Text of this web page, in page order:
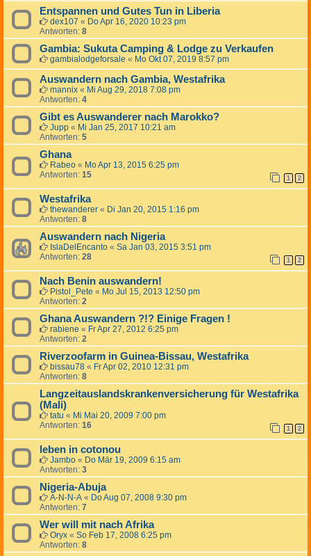
Entspannen und Gutes Tun in Liberia
dex107 « Do Apr 16, 2020 10:23 pm
Antworten: 8
Gambia: Sukuta Camping & Lodge zu Verkaufen
gambialodgeforsale « Mo Okt 07, 2019 8:57 pm
Auswandern nach Gambia, Westafrika
mannix « Mi Aug 29, 2018 7:08 pm
Antworten: 4
Gibt es Auswanderer nach Marokko?
Jupp « Mi Jan 25, 2017 10:21 am
Antworten: 5
Ghana
Rabeo « Mo Apr 13, 2015 6:25 pm
Antworten: 15 1 2
Westafrika
thewanderer « Di Jan 20, 2015 1:16 pm
Antworten: 8
Auswandern nach Nigeria
IslaDelEncanto « Sa Jan 03, 2015 3:51 pm
Antworten: 28 1 2
Nach Benin auswandern!
Pistol_Pete « Mo Jul 15, 2013 12:50 pm
Antworten: 2
Ghana Auswandern ?!? Einige Fragen !
rabiene « Fr Apr 27, 2012 6:25 pm
Antworten: 2
Riverzoofarm in Guinea-Bissau, Westafrika
bissau78 « Fr Apr 02, 2010 12:31 pm
Antworten: 8
Langzeitauslandskrankenversicherung für Westafrika
(Mali)
tatu « Mi Mai 20, 2009 7:00 pm
Antworten: 16 1 2
leben in cotonou
Jambo « Do Mär 19, 2009 6:15 am
Antworten: 3
Nigeria-Abuja
A-N-N-A « Do Aug 07, 2008 9:30 pm
Antworten: 7
Wer will mit nach Afrika
Oryx « So Feb 17, 2008 6:25 pm
Antworten: 8